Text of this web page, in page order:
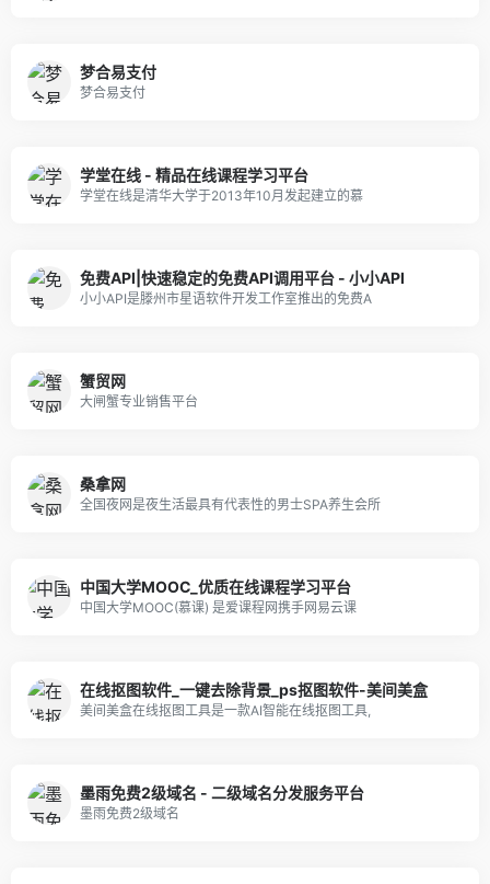
梦合易支付
梦合易支付
学堂在线 - 精品在线课程学习平台
学堂在线是清华大学于2013年10月发起建立的慕
免费API|快速稳定的免费API调用平台 - 小小API
小小API是滕州市星语软件开发工作室推出的免费A
蟹贸网
大闸蟹专业销售平台
桑拿网
全国夜网是夜生活最具有代表性的男士SPA养生会所
中国大学MOOC_优质在线课程学习平台
中国大学MOOC(慕课) 是爱课程网携手网易云课
在线抠图软件_一键去除背景_ps抠图软件-美间美盒
美间美盒在线抠图工具是一款AI智能在线抠图工具,
墨雨免费2级域名 - 二级域名分发服务平台
墨雨免费2级域名